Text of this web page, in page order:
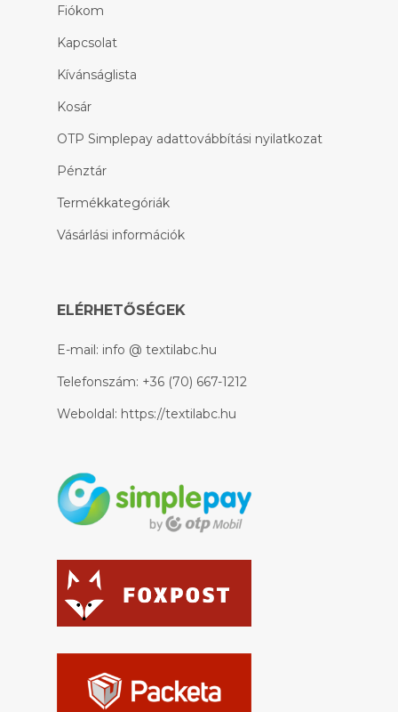
Fiókom
Kapcsolat
Kívánságlista
Kosár
OTP Simplepay adattovábbítási nyilatkozat
Pénztár
Termékkategóriák
Vásárlási információk
ELÉRHETŐSÉGEK
E-mail: info @ textilabc.hu
Telefonszám: +36 (70) 667-1212
Weboldal: https://textilabc.hu